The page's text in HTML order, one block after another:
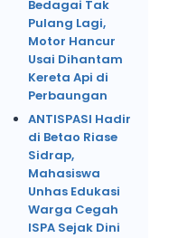
Bedagai Tak
Pulang Lagi,
Motor Hancur
Usai Dihantam
Kereta Api di
Perbaungan
ANTISPASI Hadir
di Betao Riase
Sidrap,
Mahasiswa
Unhas Edukasi
Warga Cegah
ISPA Sejak Dini